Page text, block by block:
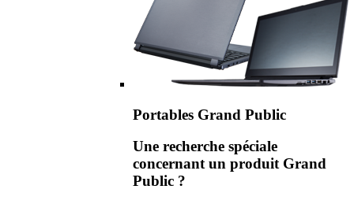
Portables Grand Public
Une recherche spéciale
concernant un produit Grand
Public ?